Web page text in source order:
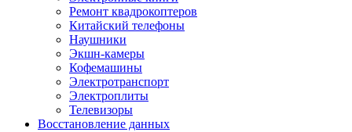
Ремонт квадрокоптеров
Китайский телефоны
Наушники
Экшн-камеры
Кофемашины
Электротранспорт
Электроплиты
Телевизоры
Восстановление данных